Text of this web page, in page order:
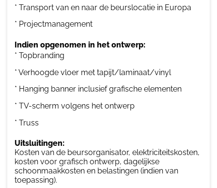
* Transport van en naar de beurslocatie in Europa
* Projectmanagement
Indien opgenomen in het ontwerp:
* Topbranding
* Verhoogde vloer met tapijt/laminaat/vinyl
* Hanging banner inclusief grafische elementen
* TV-scherm volgens het ontwerp
* Truss
Uitsluitingen:
Kosten van de beursorganisator, elektriciteitskosten,
kosten voor grafisch ontwerp, dagelijkse
schoonmaakkosten en belastingen (indien van
toepassing).